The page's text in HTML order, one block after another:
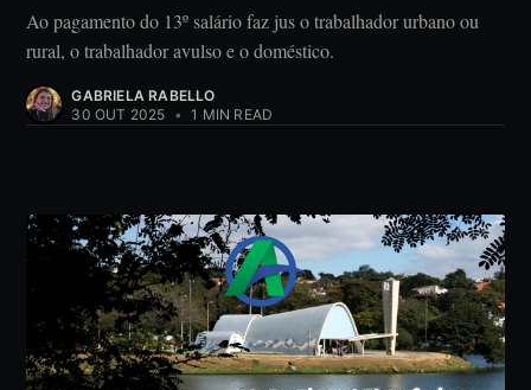
Ao pagamento do 13º salário faz jus o trabalhador urbano ou
rural, o trabalhador avulso e o doméstico.
GABRIELA RABELLO
30 OUT 2025 • 1 MIN READ